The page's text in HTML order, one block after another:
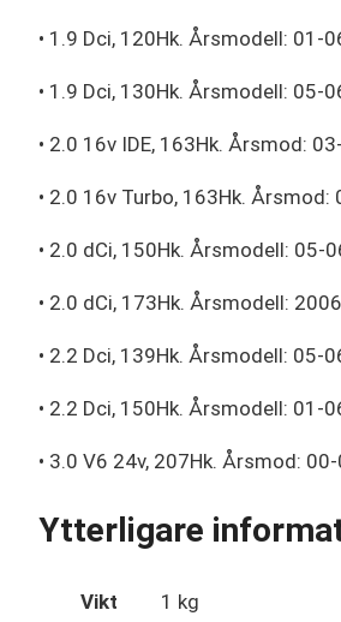
• 1.9 Dci, 120Hk. Årsmodell: 01-
• 1.9 Dci, 130Hk. Årsmodell: 05-
• 2.0 16v IDE, 163Hk. Årsmod:
• 2.0 16v Turbo, 163Hk. Årsmod:
• 2.0 dCi, 150Hk. Årsmodell: 05-
• 2.0 dCi, 173Hk. Årsmodell: 2006
• 2.2 Dci, 139Hk. Årsmodell: 05-
• 2.2 Dci, 150Hk. Årsmodell: 01-
• 3.0 V6 24v, 207Hk. Årsmod:
Ytterligare
Vikt
1 kg